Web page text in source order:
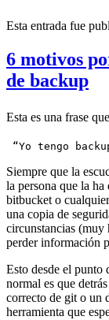
Esta entrada fue
6 motivos
de backup
Esta es una frase
“Yo tengo
Siempre que la
la persona que la
bitbucket o
una copia de
circunstancias (muy
perder información
Esto desde el punto
normal es que
correcto de git o un
herramienta que